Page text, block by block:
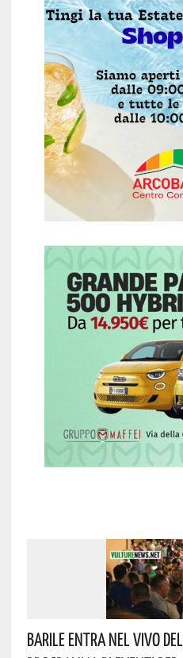
Barile Entra Nel Vivo